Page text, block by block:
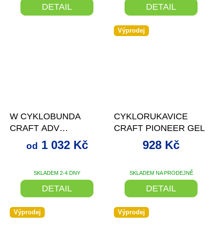
DETAIL DETAIL
W CYKLOBUNDA
CRAFT ADV
OFFROAD WIND
SKLADEM 2-4 DNY
od 1 032 Kč
DETAIL
Výprodej
CYKLORUKAVICE
CRAFT PIONEER GEL
SKLADEM NA PRODEJNĚ
928 Kč
DETAIL
Výprodej Výprodej